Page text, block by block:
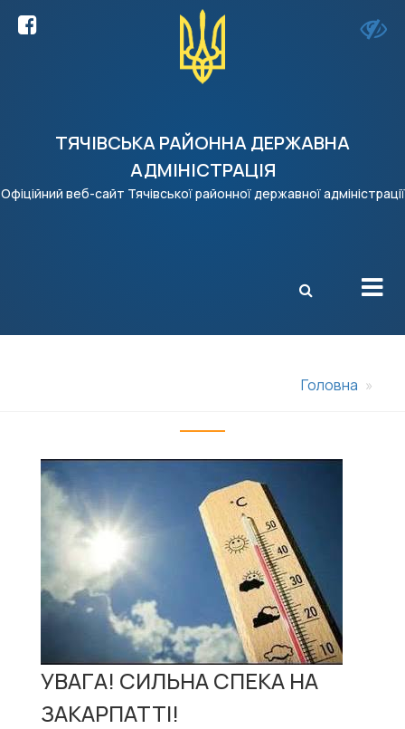
ТЯЧІВСЬКА РАЙОННА ДЕРЖАВНА
АДМІНІСТРАЦІЯ
Офіційний веб-сайт Тячівської районної державної адміністрації
X
Головна
УВАГА! СИЛЬНА СПЕКА НА
ЗАКАРПАТТІ!